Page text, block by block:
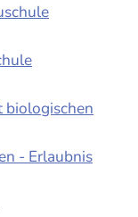
biologischen
- Erlaubnis